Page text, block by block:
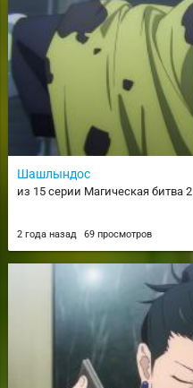
Шашлындос
из 15 серии Магическая битва
2 года назад 69 просмотров